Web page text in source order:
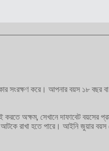
সংরক্ষণ করে। আপনার বয়স ১৮ বছর বা
করতে অক্ষম, সেখানে দাফাবেট
রাখা হতে পারে। আইনি জুয়ার